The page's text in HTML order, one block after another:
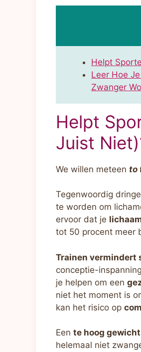
Helpt
Leer Hoe
Zwanger
Helpt
Juist
We willen meteen to
Tegenwoordig
te worden om
ervoor dat je
tot 50 procent meer
Trainen vermindert
conceptie-
je helpen om een
niet het moment is
kan het risico op
Een te hoog gewicht
helemaal niet